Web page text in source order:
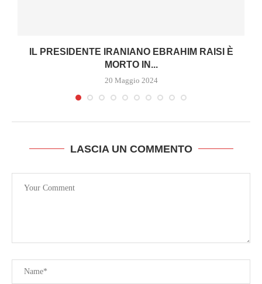
IL PRESIDENTE IRANIANO EBRAHIM RAISI È
MORTO IN...
20 Maggio 2024
LASCIA UN COMMENTO